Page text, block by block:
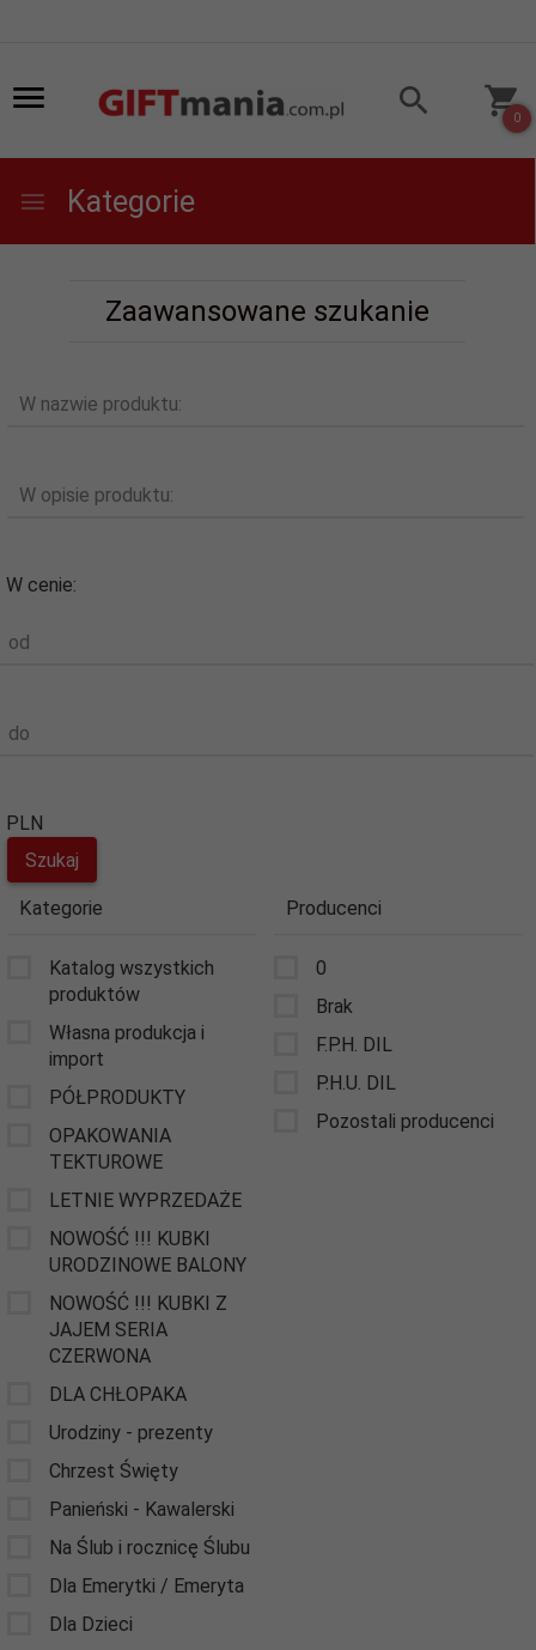
0
Kategorie
Zaawansowane szukanie
W nazwie produktu:
W opisie produktu:
W cenie:
od
do
PLN
Kategorie
Katalog wszystkich
produktów
Własna produkcja i
import
PÓŁPRODUKTY
OPAKOWANIA
TEKTUROWE
LETNIE WYPRZEDAŻE
NOWOŚĆ !!! KUBKI
URODZINOWE BALONY
NOWOŚĆ !!! KUBKI Z
JAJEM SERIA
CZERWONA
DLA CHŁOPAKA
Urodziny - prezenty
Chrzest Święty
Panieński - Kawalerski
Na Ślub i rocznicę Ślubu
Dla Emerytki / Emeryta
Dla Dzieci
Producenci
0
Brak
F.P.H. DIL
P.H.U. DIL
Pozostali producenci